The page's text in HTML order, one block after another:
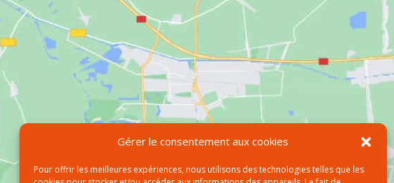
Gérer le consentement aux cookies
Pour offrir les meilleures expériences, nous utilisons des technologies telles que les